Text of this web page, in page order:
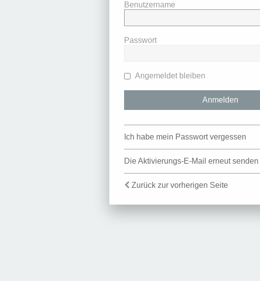
Benutzername
Passwort
Angemeldet bleiben
Ich habe mein Passwort vergessen
Die Aktivierungs-E-Mail erneut senden
Zurück zur vorherigen Seite